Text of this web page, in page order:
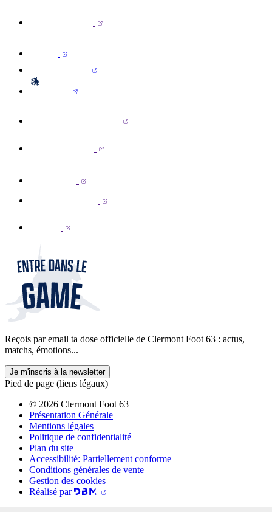
Reçois par email ta dose officielle de Clermont Foot 63 : actus,
matchs, émotions...
Je m'inscris à la newsletter
Pied de page (liens légaux)
© 2026 Clermont Foot 63
Présentation Générale
Mentions légales
Politique de confidentialité
Plan du site
Accessibilité: Partiellement conforme
Conditions générales de vente
Gestion des cookies
Réalisé par